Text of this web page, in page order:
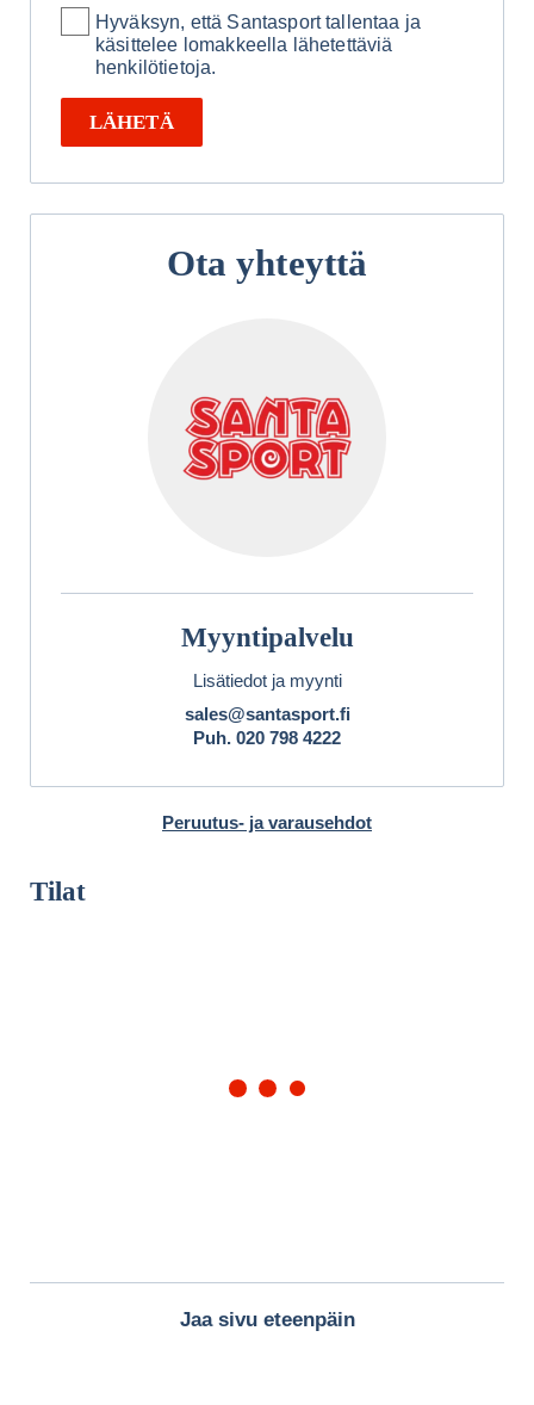
Hyväksyn, että Santasport tallentaa ja
käsittelee lomakkeella lähetettäviä
henkilötietoja.
LÄHETÄ
Ota yhteyttä
Myyntipalvelu
Lisätiedot ja myynti
sales@santasport.fi
Puh. 020 798 4222
Peruutus- ja varausehdot
Tilat
Jaa sivu eteenpäin